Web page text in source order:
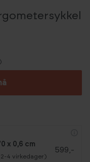
x 0,6 cm
4 virkedager)
599,-